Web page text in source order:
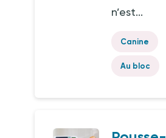
n’est...
Canine
Au bloc